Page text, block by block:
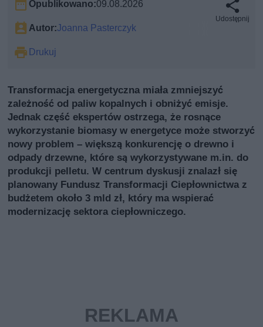
Opublikowano:09.08.2026
Autor:Joanna Pasterczyk
Drukuj
Udostępnij
Transformacja energetyczna miała zmniejszyć
zależność od paliw kopalnych i obniżyć emisje.
Jednak część ekspertów ostrzega, że rosnące
wykorzystanie biomasy w energetyce może stworzyć
nowy problem – większą konkurencję o drewno i
odpady drzewne, które są wykorzystywane m.in. do
produkcji pelletu. W centrum dyskusji znalazł się
planowany Fundusz Transformacji Ciepłownictwa z
budżetem około 3 mld zł, który ma wspierać
modernizację sektora ciepłowniczego.